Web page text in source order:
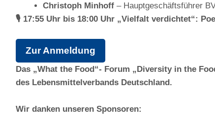
Christoph Minhoff – Hauptgeschäftsführer
🎙️ 17:55 Uhr bis 18:00 Uhr „Vielfalt verdichtet“:
Zur Anmeldung
Das „What the Food“- Forum „Diversity in the
des Lebensmittelverbands Deutschland.
Wir danken unseren Sponsoren: